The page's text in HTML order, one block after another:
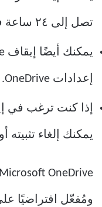
تصل إلى ٢٤ ساعة في كل مرة.
إعدادات OneDrive.
يمكنك إلغاء تثبيته